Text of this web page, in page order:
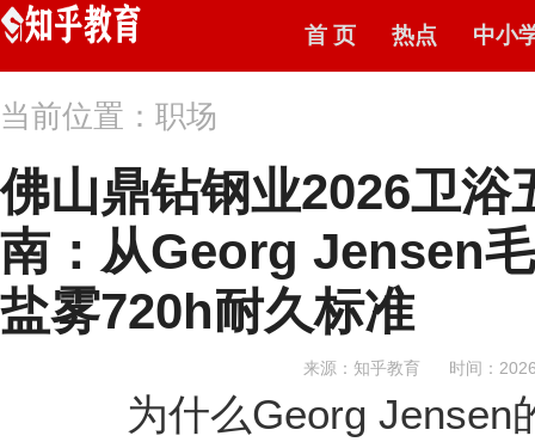
首 页 热点 中小
当前位置：职场
佛山鼎钻钢业2026卫浴
南：从Georg Jensen
盐雾720h耐久标准
来源：知乎教育 时间：
为什么Georg Jensen